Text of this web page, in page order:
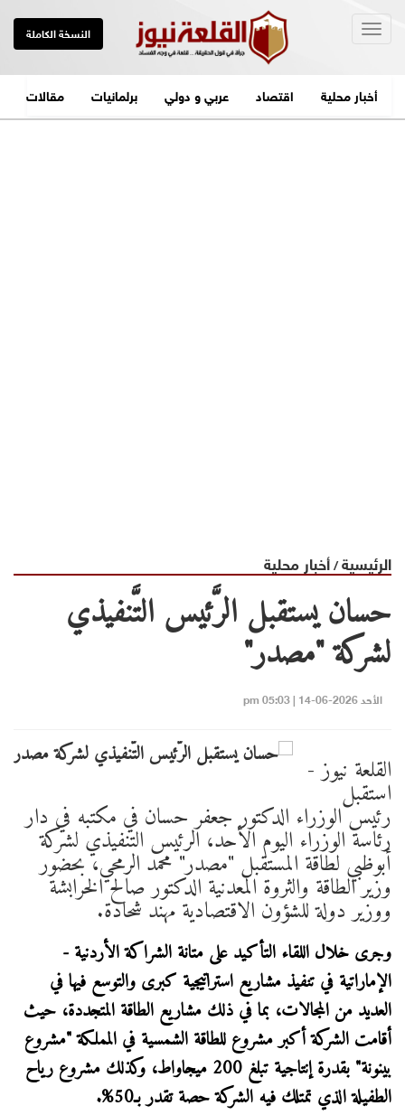
النسخة الكاملة
أخبار محلية اقتصاد عربي و دولي برلمانيات مقالات
الرئيسية/أخبار محلية
حسان يستقبل الرَّئيس التَّنفيذي
لشركة "مصدر"
الأحد 2026-06-14 | 05:03 pm
القلعة نيوز -
استقبل
رئيس الوزراء الدكتور جعفر حسان في مكتبه في دار
رئاسة الوزراء اليوم الأحد، الرئيس التنفيذي لشركة
أبوظبي لطاقة المستقبل "مصدر" محمد الرمحي، بحضور
وزير الطاقة والثروة المعدنية الدكتور صالح الخرابشة
ووزير دولة للشؤون الاقتصادية مهند شحادة.
وجرى خلال اللقاء التأكيد على متانة الشراكة الأردنية -
الإماراتية في تنفيذ مشاريع استراتيجية كبرى والتوسع فيها في
العديد من المجالات، بما في ذلك مشاريع الطاقة المتجددة، حيث
أقامت الشركة أكبر مشروع للطاقة الشمسية في المملكة "مشروع
بينونة" بقدرة إنتاجية تبلغ 200 ميجاواط، وكذلك مشروع رياح
الطفيلة الذي تمتلك فيه الشركة حصة تقدر بـ50%.